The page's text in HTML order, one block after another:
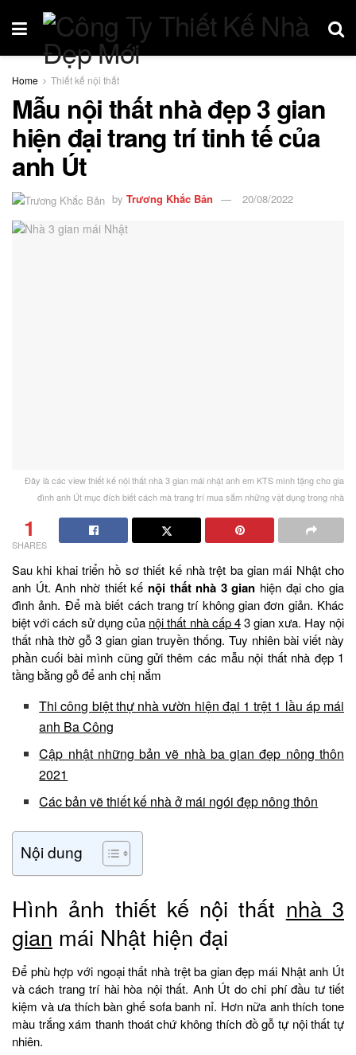
Home Thiết kế nội thất
Mẫu nội thất nhà đẹp 3 gian
hiện đại trang trí tinh tế của
anh Út
by Trương Khắc Bản 20/08/2022
Đây là các view thiết kế nội thất nhà 3 gian mái nhật anh em KTS mình tặng cho gia
đình anh Út mục đích biết cách mà trang trí mua sắm những vật dụng trong nhà
1
SHARES
Sau khi khai triển hồ sơ thiết kế nhà trệt ba gian mái Nhật cho
anh Út. Anh nhờ thiết kế nội thất nhà 3 gian hiện đại cho gia
đình ảnh. Để mà biết cách trang trí không gian đơn giản. Khác
biệt với cách sử dụng của nội thất nhà cấp 43 gian xưa. Hay nội
thất nhà thờ gỗ 3 gian gian truyền thống. Tuy nhiên bài viết này
phần cuối bài mình cũng gửi thêm các mẫu nội thất nhà đẹp 1
tầng bằng gỗ để anh chị nắm
Thi công biệt thự nhà vườn hiện đại 1 trệt 1 lầu áp mái
anh Ba Công
Cập nhật những bản vẽ nhà ba gian đẹp nông thôn
2021
Các bản vẽ thiết kế nhà ở mái ngói đẹp nông thôn
Nội dung
Hình ảnh thiết kế nội thất nhà 3
gian mái Nhật hiện đại
Để phù hợp với ngoại thất nhà trệt ba gian đẹp mái Nhật anh Út
và cách trang trí hài hòa nội thất. Anh Út do chi phí đầu tư tiết
kiệm và ưa thích bàn ghế sofa banh nỉ. Hơn nữa anh thích tone
màu trắng xám thanh thoát chứ không thích đồ gỗ tự nội thất tự
nhiên.